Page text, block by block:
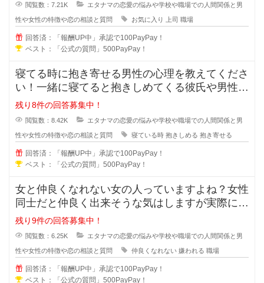
閲覧数：7.21K エタナマの恋愛の悩みや学校や職場での人間関係と男
性や女性の特徴や恋の相談と質問 お気に入り 上司 職場
回答済：「報酬UP中」承認で100PayPay！
ベスト：「公式の質問」500PayPay！
寝てる時に抱き寄せる男性の心理を教えてくださ
い！一緒に寝てると抱きしめてくる彼氏や男性っ
て無意識に彼女の事を抱き寄せるの
残り8件の回答募集中！
閲覧数：8.42K エタナマの恋愛の悩みや学校や職場での人間関係と男
性や女性の特徴や恋の相談と質問 寝ている時 抱きしめる 抱き寄せる
回答済：「報酬UP中」承認で100PayPay！
ベスト：「公式の質問」500PayPay！
女と仲良くなれない女の人っていますよね？女性
同士だと仲良く出来そうな気はしますが実際には
仲良くなれない場合も多々あります
残り9件の回答募集中！
閲覧数：6.25K エタナマの恋愛の悩みや学校や職場での人間関係と男
性や女性の特徴や恋の相談と質問 仲良くなれない 嫌われる 職場
回答済：「報酬UP中」承認で100PayPay！
ベスト：「公式の質問」500PayPay！